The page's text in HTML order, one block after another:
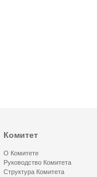
Комитет
О Комитете
Руководство Комитета
Структура Комитета